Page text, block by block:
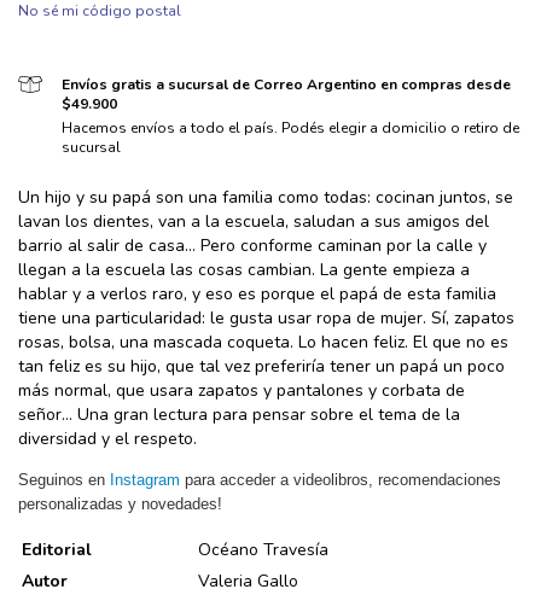
No sé mi código postal
Envíos gratis a sucursal de Correo Argentino en compras desde
$49.900
Hacemos envíos a todo el país. Podés elegir a domicilio o retiro de
sucursal
Un hijo y su papá son una familia como todas: cocinan juntos, se
lavan los dientes, van a la escuela, saludan a sus amigos del
barrio al salir de casa… Pero conforme caminan por la calle y
llegan a la escuela las cosas cambian. La gente empieza a
hablar y a verlos raro, y eso es porque el papá de esta familia
tiene una particularidad: le gusta usar ropa de mujer. Sí, zapatos
rosas, bolsa, una mascada coqueta. Lo hacen feliz. El que no es
tan feliz es su hijo, que tal vez preferiría tener un papá un poco
más normal, que usara zapatos y pantalones y corbata de
señor… Una gran lectura para pensar sobre el tema de la
diversidad y el respeto.
Seguinos en Instagram para acceder a videolibros, recomendaciones
personalizadas y novedades!
Editorial
Océano Travesía
Autor
Valeria Gallo